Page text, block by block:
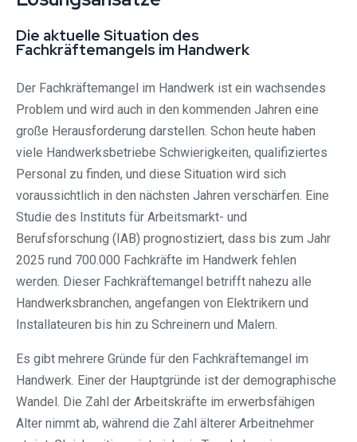
Die aktuelle Situation des
Fachkräftemangels im Handwerk
Der Fachkräftemangel im Handwerk ist ein wachsendes
Problem und wird auch in den kommenden Jahren eine
große Herausforderung darstellen. Schon heute haben
viele Handwerksbetriebe Schwierigkeiten, qualifiziertes
Personal zu finden, und diese Situation wird sich
voraussichtlich in den nächsten Jahren verschärfen. Eine
Studie des Instituts für Arbeitsmarkt- und
Berufsforschung (IAB) prognostiziert, dass bis zum Jahr
2025 rund 700.000 Fachkräfte im Handwerk fehlen
werden. Dieser Fachkräftemangel betrifft nahezu alle
Handwerksbranchen, angefangen von Elektrikern und
Installateuren bis hin zu Schreinern und Malern.
Es gibt mehrere Gründe für den Fachkräftemangel im
Handwerk. Einer der Hauptgründe ist der demographische
Wandel. Die Zahl der Arbeitskräfte im erwerbsfähigen
Alter nimmt ab, während die Zahl älterer Arbeitnehmer